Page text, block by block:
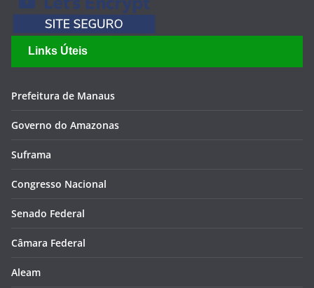
Links Úteis
Prefeitura de Manaus
Governo do Amazonas
Suframa
Congresso Nacional
Senado Federal
Câmara Federal
Aleam